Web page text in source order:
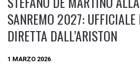
SANREMO 2027: UFFICIALE
DIRETTA DALL’ARISTON
1 MARZO 2026